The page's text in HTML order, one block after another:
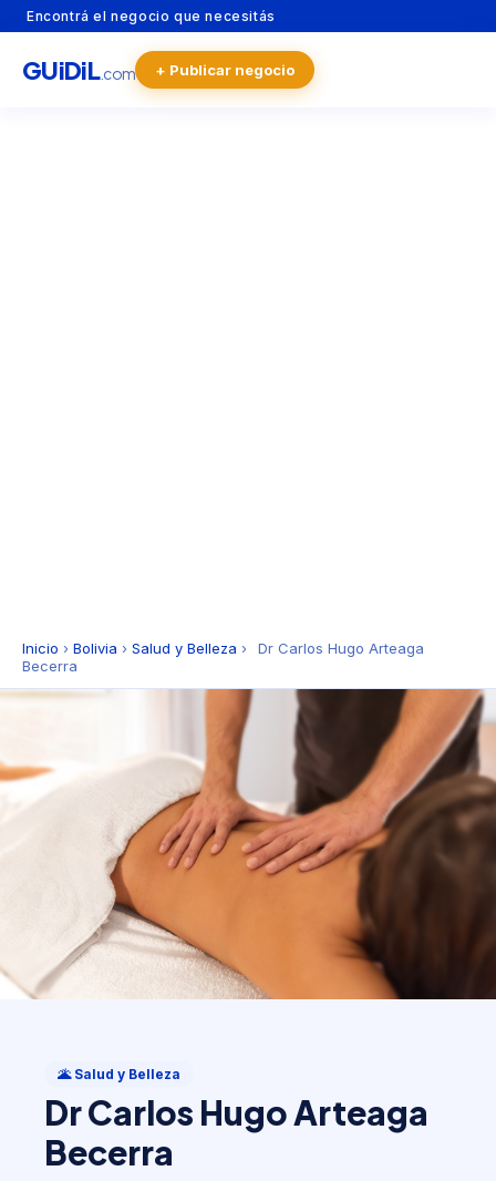
Encontrá el negocio que necesitás
GUiDiL.com + Publicar negocio
Inicio › Bolivia › Salud y Belleza ›
Dr Carlos Hugo Arteaga
Becerra
Dr Carlos Hugo Arteaga Becerra
📍 Santa Cruz de la Sierra, Bolivia🌎 Bolivia
🌋 Salud y Belleza
Dr Carlos Hugo Arteaga
Becerra